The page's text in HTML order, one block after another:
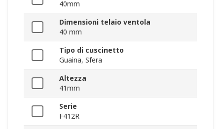
40mm
Dimensioni telaio ventola
40 mm
Tipo di cuscinetto
Guaina, Sfera
Altezza
41mm
Serie
F412R